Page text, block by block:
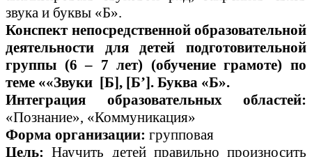
звука и буквы «Б».
Конспект непосредственной образовательной
деятельности для детей подготовительной
группы (6 – 7 лет) (обучение грамоте) по
теме ««Звуки [Б], [Б’]. Буква «Б».
Интеграция образовательных областей:
«Познание», «Коммуникация»
Форма организации: групповая
Цель:Научить детей правильно произносить